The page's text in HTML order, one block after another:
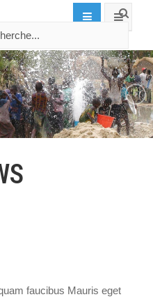
faucibus Mauris eget